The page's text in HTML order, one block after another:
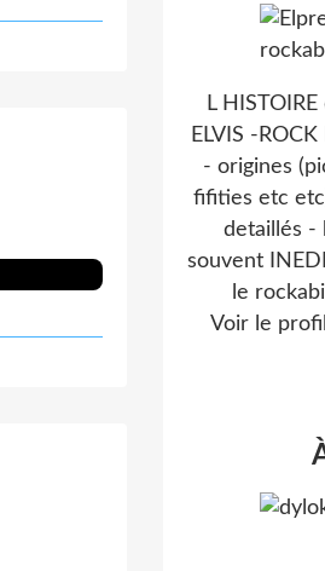
L
ELVIS -
- origines
fifities etc
detaillés -
souvent
le
Voir le